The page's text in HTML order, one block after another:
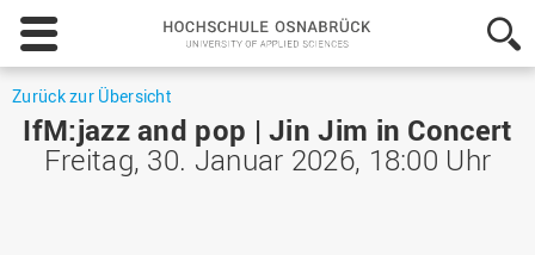
Hochschule
Osnabrück
-
of
Applied
Sciences
Zurück zur Übersicht
IfM:jazz and pop | Jin Jim in Concert
Freitag, 30. Januar 2026, 18:00 Uhr